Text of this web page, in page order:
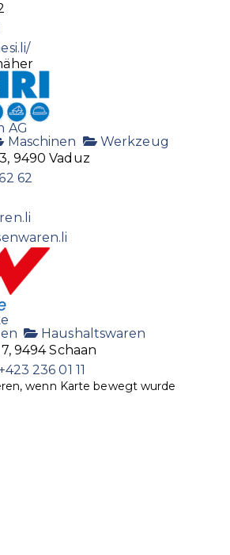
AG
Maschinen
Werkzeug
9490 Vaduz
62
Haushaltswaren
9494 Schaan
236 01 11
wenn Karte bewegt wurde